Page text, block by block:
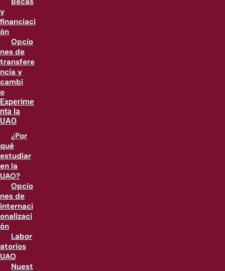
y
financiaci
ón
Opcio
nes de
transfere
ncia y
cambi
o
Experime
nta la
UAO
¿Por
qué
estudiar
en la
UAO?
Opcio
nes de
internaci
onalizaci
ón
Labor
atorios
UAO
Nuest